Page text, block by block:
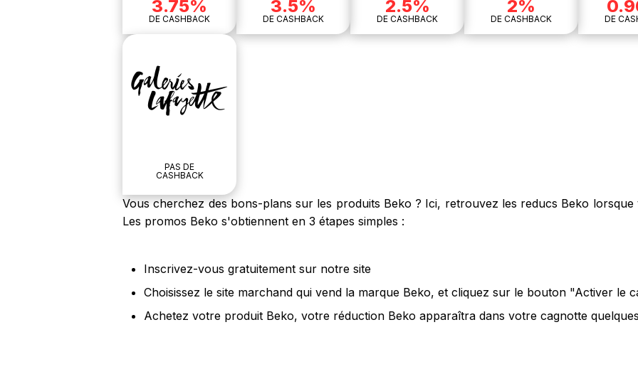
3.75%
DE CASHBACK
3.5%
DE CASHBACK
2.5%
DE CASHBACK
2%
DE CASHBACK DE
PAS DE
CASHBACK
Vous cherchez des bons-plans sur les produits Beko ? Ici, retrouvez les reducs Beko lorsque
Les promos Beko s'obtiennent en 3 étapes simples :
Inscrivez-vous gratuitement sur notre site
Choisissez le site marchand qui vend la marque Beko, et cliquez sur le bouton "Activer le
Achetez votre produit Beko, votre réduction Beko apparaîtra dans votre cagnotte